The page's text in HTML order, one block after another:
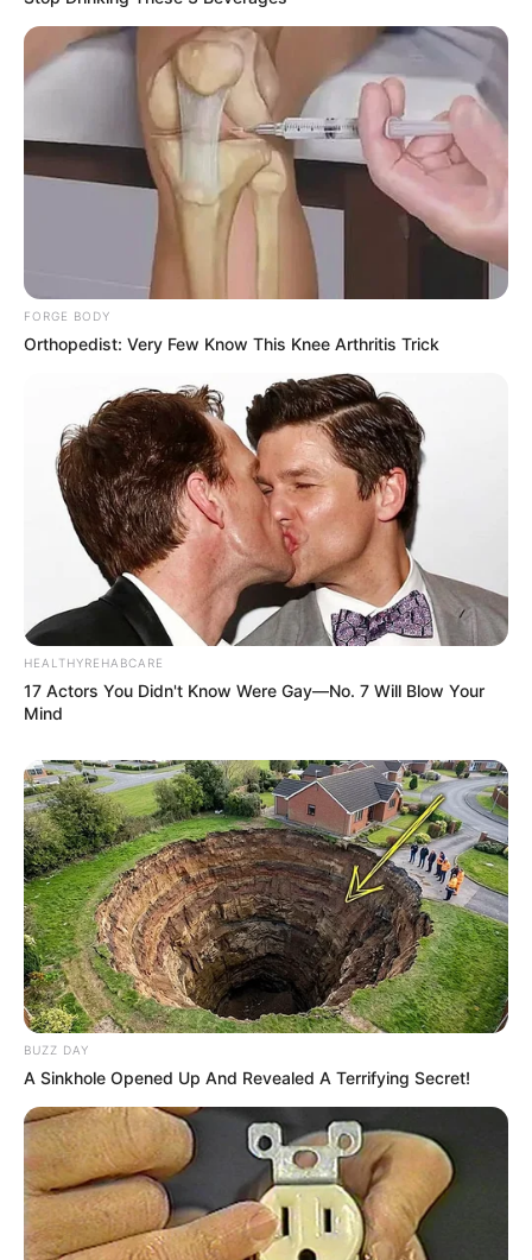
FORGE BODY
Orthopedist: Very Few Know This Knee Arthritis Trick
HEALTHYREHABCARE
17 Actors You Didn't Know Were Gay—No. 7 Will Blow Your
Mind
BUZZ DAY
A Sinkhole Opened Up And Revealed A Terrifying Secret!